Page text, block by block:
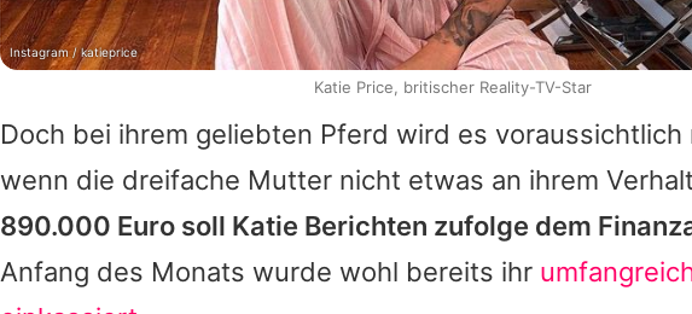
Doch bei ihrem geliebten Pferd wird es
wenn die dreifache Mutter nicht etwas an ihrem
890.000 Euro soll Katie Berichten zufolge dem
Anfang des Monats wurde wohl bereits ihr
Instagram / katieprice
Katie Price, britischer Reality-TV-Star